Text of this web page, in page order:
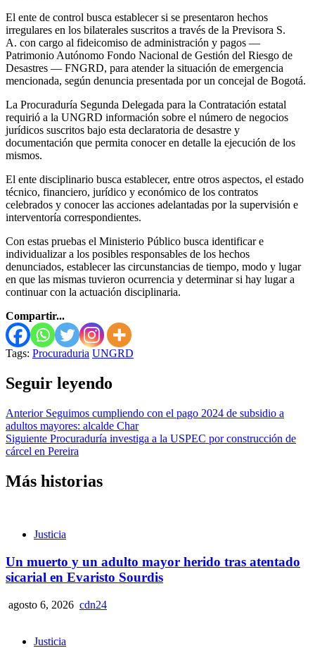
El ente de control busca establecer si se presentaron hechos
irregulares en los bilaterales suscritos a través de la Previsora S.
A. con cargo al fideicomiso de administración y pagos —
Patrimonio Autónomo Fondo Nacional de Gestión del Riesgo de
Desastres — FNGRD, para atender la situación de emergencia
mencionada, según denuncia presentada por un concejal de Bogotá.
La Procuraduría Segunda Delegada para la Contratación estatal
requirió a la UNGRD información sobre el número de negocios
jurídicos suscritos bajo esta declaratoria de desastre y
documentación que permita conocer en detalle la ejecución de los
mismos.
El ente disciplinario busca establecer, entre otros aspectos, el estado
técnico, financiero, jurídico y económico de los contratos
celebrados y conocer las acciones adelantadas por la supervisión e
interventoría correspondientes.
Con estas pruebas el Ministerio Público busca identificar e
individualizar a los posibles responsables de los hechos
denunciados, establecer las circunstancias de tiempo, modo y lugar
en que las mismas tuvieron ocurrencia y determinar si hay lugar a
continuar con la actuación disciplinaria.
Compartir...
Tags: Procuraduria UNGRD
Seguir leyendo
AnteriorSeguimos cumpliendo con el pago 2024 de subsidio a
adultos mayores: alcalde Char
Siguiente Procuraduría investiga a la USPEC por construcción de
cárcel en Pereira
Más historias
Justicia
Un muerto y un adulto mayor herido tras atentado
sicarial en Evaristo Sourdis
agosto 6, 2026 cdn24
Justicia